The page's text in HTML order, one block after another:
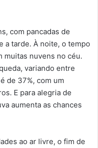
com pancadas de
a tarde. À noite, o tempo
muitas nuvens no céu.
variando entre
de 37%, com um
E para alegria de
aumenta as chances
ao ar livre, o fim de